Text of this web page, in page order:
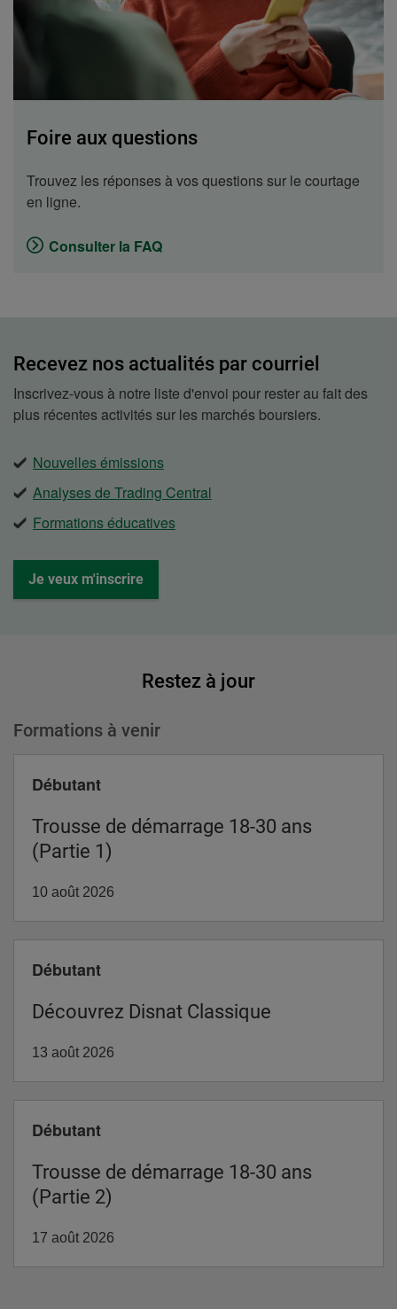
Foire aux questions
Trouvez les réponses à vos questions sur le courtage
en ligne.
Consulter la FAQ
Recevez nos actualités par courriel
Inscrivez-vous à notre liste d'envoi pour rester au fait des
plus récentes activités sur les marchés boursiers.
Nouvelles émissions
Analyses de Trading Central
Formations éducatives
Je veux m'inscrire
Restez à jour
Formations à venir
Trousse de démarrage 18-30 ans
(Partie 1)
Niveau
Débutant
10 août 2026
Découvrez Disnat Classique
Niveau
Débutant
13 août 2026
Trousse de démarrage 18-30 ans
(Partie 2)
Niveau
Débutant
17 août 2026